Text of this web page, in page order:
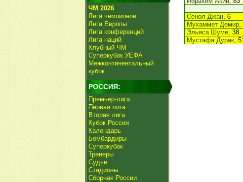
ЧМ 2026
Лига чемпионов
Лига Европы
Лига конференций
Лига наций
Клубный ЧМ
Суперкубок УЕФА
Межконтинентальный
кубок
РОССИЯ:
Премьер-лига
Первая лига
Вторая лига
Кубок России
Календарь
Бомбардиры
Суперкубок
Тренеры
Судьи
Стадионы
Сборная России
Сенол Джан, 6
Мухаммет Демир,
Эльяса Шуме, 38
Мустафа Дурак,